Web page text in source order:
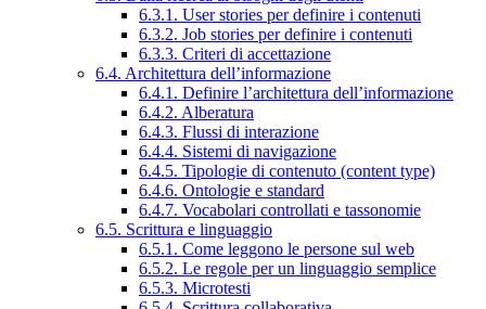
6.3.1. User stories per definire i contenuti
6.3.2. Job stories per definire i contenuti
6.3.3. Criteri di accettazione
6.4. Architettura dell’informazione
6.4.1. Definire l’architettura dell’informazione
6.4.2. Alberatura
6.4.3. Flussi di interazione
6.4.4. Sistemi di navigazione
6.4.5. Tipologie di contenuto (content type)
6.4.6. Ontologie e standard
6.4.7. Vocabolari controllati e tassonomie
6.5. Scrittura e linguaggio
6.5.1. Come leggono le persone sul web
6.5.2. Le regole per un linguaggio semplice
6.5.3. Microtesti